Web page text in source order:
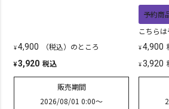
¥4,900 （税込）のところ
¥3,920 税込
販売期間
2026/08/01 0:00〜
予約商
こちら
¥4,900
¥3,920